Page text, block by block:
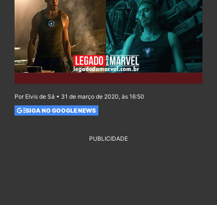
Por Elvis de Sá • 31 de março de 2020, às 16:50
SIGA NO GOOGLE NEWS
PUBLICIDADE